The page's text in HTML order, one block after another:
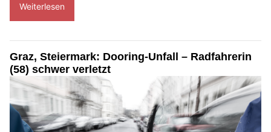
Weiterlesen
Graz, Steiermark: Dooring-Unfall – Radfahrerin
(58) schwer verletzt